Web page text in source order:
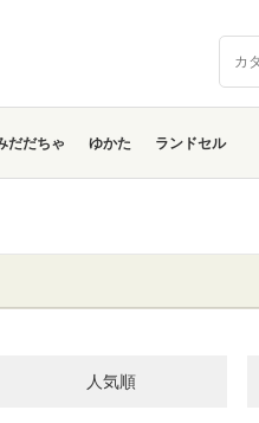
だだちゃ ゆかた ランドセル
人気順